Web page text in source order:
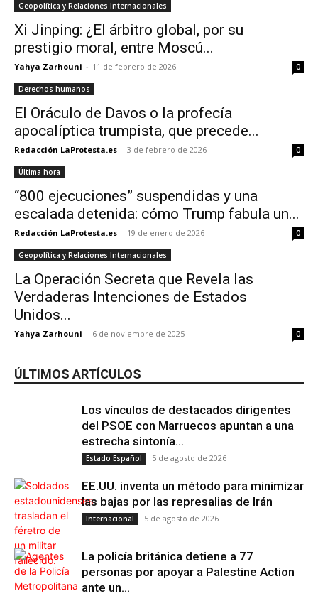
Geopolítica y Relaciones Internacionales
Xi Jinping: ¿El árbitro global, por su
prestigio moral, entre Moscú...
Yahya Zarhouni - 11 de febrero de 2026 0
Derechos humanos
El Oráculo de Davos o la profecía
apocalíptica trumpista, que precede...
Redacción LaProtesta.es - 3 de febrero de 2026 0
Última hora
“800 ejecuciones” suspendidas y una
escalada detenida: cómo Trump fabula un...
Redacción LaProtesta.es - 19 de enero de 2026 0
Geopolítica y Relaciones Internacionales
La Operación Secreta que Revela las
Verdaderas Intenciones de Estados
Unidos...
Yahya Zarhouni - 6 de noviembre de 2025 0
ÚLTIMOS ARTÍCULOS
Los vínculos de destacados dirigentes
del PSOE con Marruecos apuntan a una
estrecha sintonía...
Estado Español 5 de agosto de 2026
EE.UU. inventa un método para minimizar
las bajas por las represalias de Irán
Internacional 5 de agosto de 2026
La policía británica detiene a 77
personas por apoyar a Palestine Action
ante un...